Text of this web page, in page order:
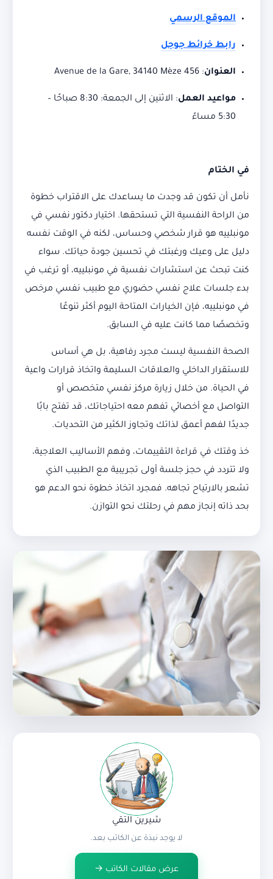
الموقع الرسمي
رابط خرائط جوجل
العنوان:
456 Avenue de la Gare, 34140 Mèze
مواعيد العمل:
الاثنين إلى الجمعة: 8:30 صباحًا –
5:30 مساءً
في الختام
نأمل أن تكون قد وجدت ما يساعدك على الاقتراب خطوة
من الراحة النفسية التي تستحقها. اختيار دكتور نفسي في
مونبلييه هو قرار شخصي وحساس، لكنه في الوقت نفسه
دليل على وعيك ورغبتك في تحسين جودة حياتك. سواء
كنت تبحث عن استشارات نفسية في مونبلييه، أو ترغب في
بدء جلسات علاج نفسي حضوري مع طبيب نفسي مرخص
في مونبلييه، فإن الخيارات المتاحة اليوم أكثر تنوعًا
وتخصصًا مما كانت عليه في السابق.
الصحة النفسية ليست مجرد رفاهية، بل هي أساس
للاستقرار الداخلي والعلاقات السليمة واتخاذ قرارات واعية
في الحياة. من خلال زيارة مركز نفسي متخصص أو
التواصل مع أخصائي تفهم معه احتياجاتك، قد تفتح بابًا
جديدًا لفهم أعمق لذاتك وتجاوز الكثير من التحديات.
خذ وقتك في قراءة التقييمات، وفهم الأساليب العلاجية،
ولا تتردد في حجز جلسة أولى تجريبية مع الطبيب الذي
تشعر بالارتياح تجاهه. فمجرد اتخاذ خطوة نحو الدعم هو
بحد ذاته إنجاز مهم في رحلتك نحو التوازن.
شيرين التقي
لا يوجد نبذة عن الكاتب بعد.
عرض مقالات الكاتب →